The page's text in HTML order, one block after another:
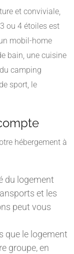
et conviviale,
ou 4 étoiles est
mobil-home
bain, une cuisine
camping
sport, le
hébergement à
du logement
et les
peut vous
que le logement
groupe, en